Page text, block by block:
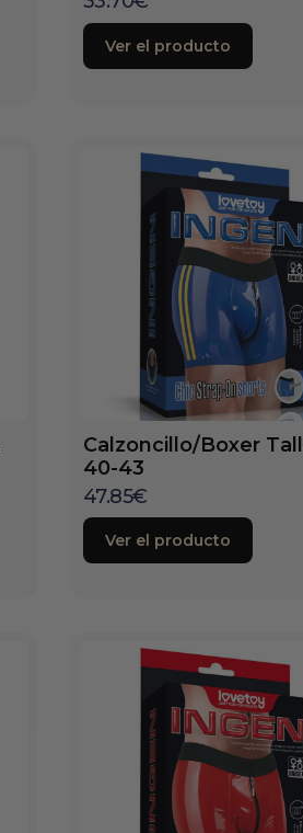
Ver el producto
Calzoncillo/Boxer
40-43
47.85€
Ver el producto